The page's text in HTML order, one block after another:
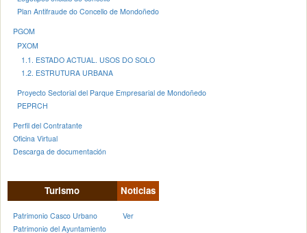
Plan Antifraude do Concello de Mondoñedo
PGOM
PXOM
1.1. ESTADO ACTUAL. USOS DO SOLO
1.2. ESTRUTURA URBANA
Proyecto Sectorial del Parque Empresarial de Mondoñedo
PEPRCH
Perfil del Contratante
Oficina Virtual
Descarga de documentación
Turismo
Patrimonio Casco Urbano
Patrimonio del Ayuntamiento
Noticias
Ver